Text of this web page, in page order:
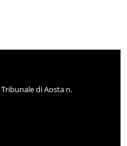
di Aosta n.